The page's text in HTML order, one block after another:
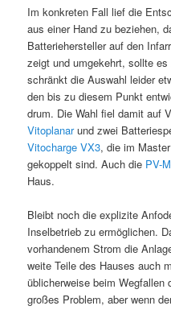
Im konkreten Fall lief die
aus einer Hand zu beziehen,
Batteriehersteller auf den
zeigt und umgekehrt, sollte
schränkt die Auswahl leider
den bis zu diesem Punkt
drum. Die Wahl fiel damit auf
Vitoplanarund zwei
Vitocharge VX3, die im
gekoppelt sind. Auch die PV-
Haus.
Bleibt noch die explizite
Inselbetrieb zu ermöglichen.
vorhandenem Strom die
weite Teile des Hauses auch
üblicherweise beim
großes Problem, aber wenn